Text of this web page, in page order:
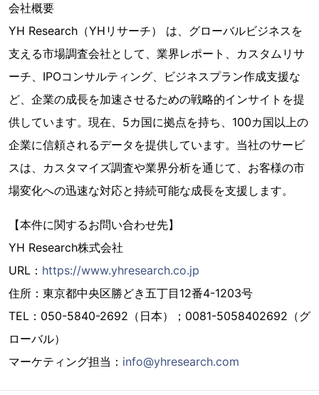
会社概要
YH Research（YHリサーチ） は、グローバルビジネスを
支える市場調査会社として、業界レポート、カスタムリサ
ーチ、IPOコンサルティング、ビジネスプラン作成支援な
ど、企業の成長を加速させるための戦略的インサイトを提
供しています。現在、5カ国に拠点を持ち、100カ国以上の
企業に信頼されるデータを提供しています。当社のサービ
スは、カスタマイズ調査や業界分析を通じて、お客様の市
場変化への迅速な対応と持続可能な成長を支援します。
【本件に関するお問い合わせ先】
YH Research株式会社
URL： https://www.yhresearch.co.jp
住所：東京都中央区勝どき五丁目12番4-1203号
TEL：050-5840-2692（日本）；0081-5058402692（グ
ローバル）
マーケティング担当： info@yhresearch.com